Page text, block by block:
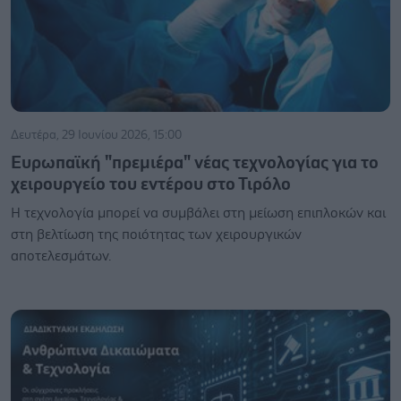
Δευτέρα, 29 Ιουνίου 2026, 15:00
Ευρωπαϊκή "πρεμιέρα" νέας τεχνολογίας για το
χειρουργείο του εντέρου στο Τιρόλο
Η τεχνολογία μπορεί να συμβάλει στη μείωση επιπλοκών και
στη βελτίωση της ποιότητας των χειρουργικών
αποτελεσμάτων.